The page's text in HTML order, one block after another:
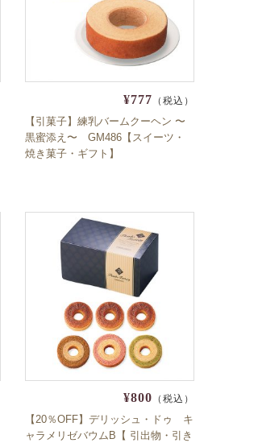
¥777 （税込）
【引菓子】練乳バームクーヘン 〜
黒蜜添え〜 GM486【スイーツ・
焼き菓子・ギフト】
¥800 （税込）
【20％OFF】デリッシュ・ドゥ キ
ャラメリゼバウムB【 引出物・引き